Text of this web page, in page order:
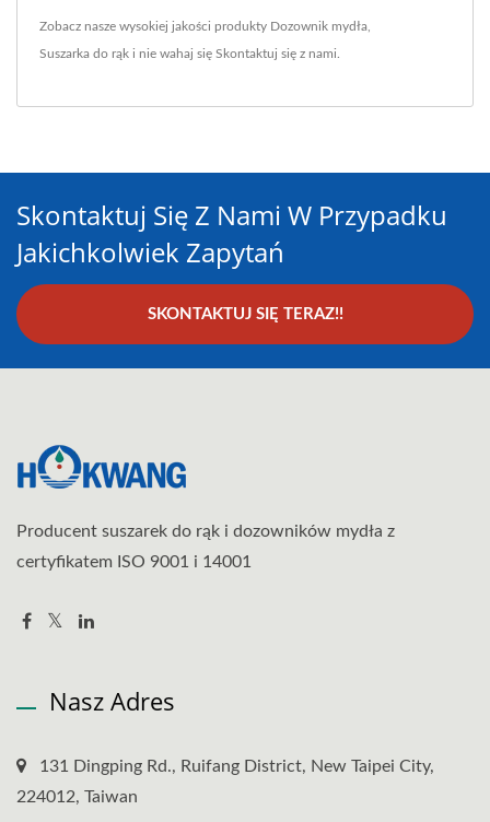
Zobacz nasze wysokiej jakości produkty Dozownik mydła
Suszarka do rąk i nie wahaj się Skontaktuj się z nami
Skontaktuj Się Z Nami W Przypadku
Jakichkolwiek Zapytań
SKONTAKTUJ SIĘ TERAZ!!
Producent suszarek do rąk i dozowników mydła z
certyfikatem ISO 9001 i 14001
Nasz Adres
131 Dingping Rd., Ruifang District, New Taipei City,
224012, Taiwan